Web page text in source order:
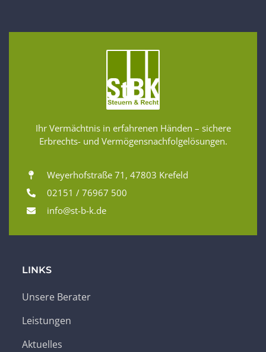
Ihr Vermächtnis in erfahrenen Händen – sichere
Erbrechts- und Vermögensnachfolgelösungen.
Weyerhofstraße 71, 47803 Krefeld
02151 / 76967 500
info@st-b-k.de
LINKS
Unsere Berater
Leistungen
Aktuelles